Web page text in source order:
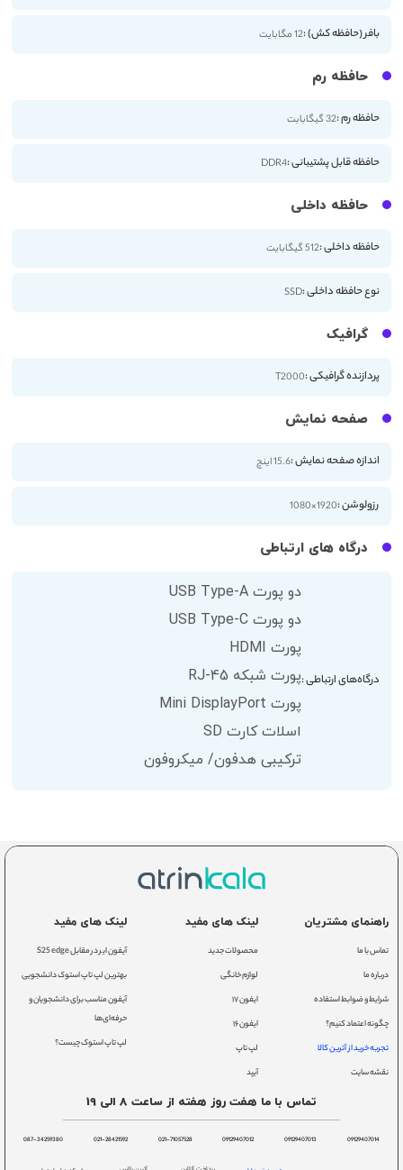
بافر (حافظه کش) :12 مگابایت
حافظه رم
حافظه رم :32 گیگابابت
حافظه قابل پشتیبانی :DDR4
حافظه داخلی
حافظه داخلی :512 گیگابایت
نوع حافظه داخلی :SSD
گرافیک
پردازنده گرافیکی :T2000
صفحه نمایش
اندازه صفحه نمایش :15.6 اینچ
رزولوشن :1920×1080
درگاه های ارتباطی
درگاه‌های ارتباطی :
دو پورت USB Type-A
دو پورت USB Type-C
پورت HDMI
پورت شبکه RJ-45
پورت Mini DisplayPort
اسلات کارت SD
ترکیبی هدفون/ میکروفون
راهنمای مشتریان
تماس با ما
درباره ما
شرایط و ضوابط استفاده
چگونه اعتماد کنیم؟
تجربه خرید از آترین کالا
نقشه سایت
لینک های مفید
محصولات جدید
لوازم خانگی
ایفون ۱۷
ایفون ۱۶
لپ تاپ
آیپد
لینک های مفید
آیفون ایر در مقابل S25 edge
بهترین لپ تاپ استوک دانشجویی
آیفون مناسب برای دانشجویان و
حرفه‌ای‌ها
لپ تاپ استوک چیست؟
تماس با ما هفت روز هفته از ساعت 8 الی 19
09129407014
09129407013
09129407012
021-71057528
021-28421592
087-34259380